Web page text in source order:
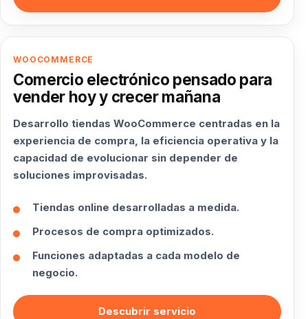
WOOCOMMERCE
Comercio electrónico pensado para
vender hoy y crecer mañana
Desarrollo tiendas WooCommerce centradas en la
experiencia de compra, la eficiencia operativa y la
capacidad de evolucionar sin depender de
soluciones improvisadas.
Tiendas online desarrolladas a medida.
Procesos de compra optimizados.
Funciones adaptadas a cada modelo de
negocio.
Descubrir servicio